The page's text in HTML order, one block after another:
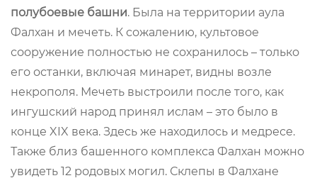
полубоевые башни. Была на территории аула
Фалхан и мечеть. К сожалению, культовое
сооружение полностью не сохранилось – только
его останки, включая минарет, видны возле
некрополя. Мечеть выстроили после того, как
ингушский народ принял ислам – это было в
конце XIX века. Здесь же находилось и медресе.
Также близ башенного комплекса Фалхан можно
увидеть 12 родовых могил. Склепы в Фалхане